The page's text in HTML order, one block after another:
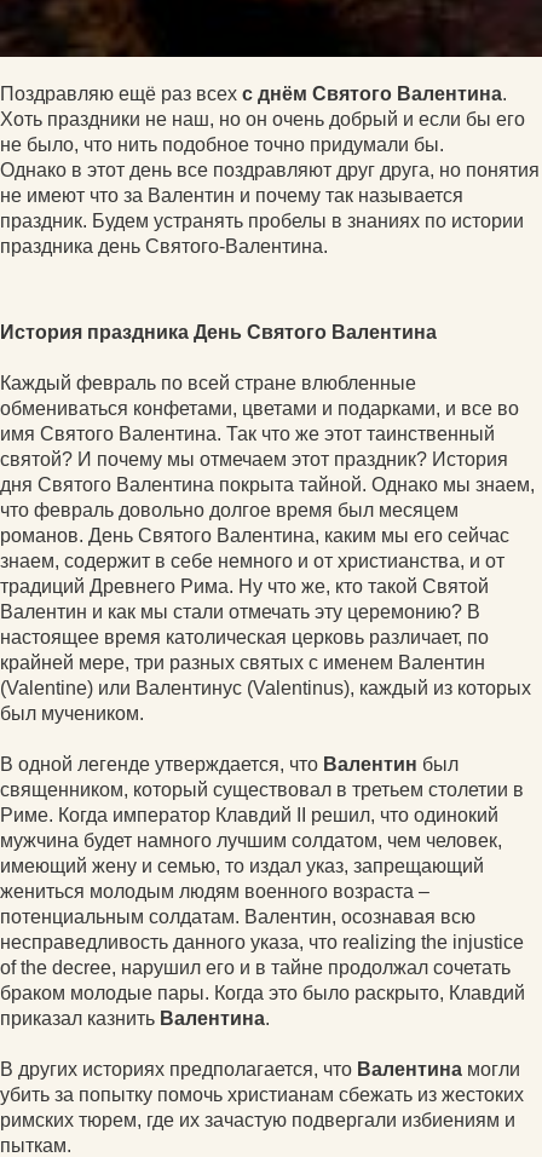
Поздравляю ещё раз всех с днём Святого Валентина.
Хоть праздники не наш, но он очень добрый и если бы его
не было, что нить подобное точно придумали бы.
Однако в этот день все поздравляют друг друга, но понятия
не имеют что за Валентин и почему так называется
праздник. Будем устранять пробелы в знаниях по истории
праздника день Святого-Валентина.
История праздника День Святого Валентина
Каждый февраль по всей стране влюбленные
обмениваться конфетами, цветами и подарками, и все во
имя Святого Валентина. Так что же этот таинственный
святой? И почему мы отмечаем этот праздник? История
дня Святого Валентина покрыта тайной. Однако мы знаем,
что февраль довольно долгое время был месяцем
романов. День Святого Валентина, каким мы его сейчас
знаем, содержит в себе немного и от христианства, и от
традиций Древнего Рима. Ну что же, кто такой Святой
Валентин и как мы стали отмечать эту церемонию? В
настоящее время католическая церковь различает, по
крайней мере, три разных святых с именем Валентин
(Valentine) или Валентинус (Valentinus), каждый из которых
был мучеником.
В одной легенде утверждается, что Валентин был
священником, который существовал в третьем столетии в
Риме. Когда император Клавдий II решил, что одинокий
мужчина будет намного лучшим солдатом, чем человек,
имеющий жену и семью, то издал указ, запрещающий
жениться молодым людям военного возраста –
потенциальным солдатам. Валентин, осознавая всю
несправедливость данного указа, что realizing the injustice
of the decree, нарушил его и в тайне продолжал сочетать
браком молодые пары. Когда это было раскрыто, Клавдий
приказал казнить Валентина.
В других историях предполагается, что Валентина могли
убить за попытку помочь христианам сбежать из жестоких
римских тюрем, где их зачастую подвергали избиениям и
пыткам.